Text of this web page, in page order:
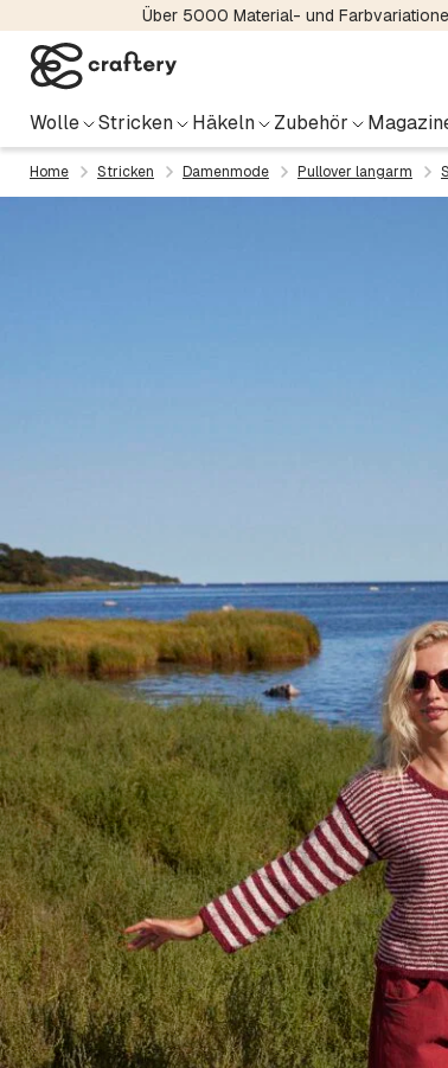
Über 5000 Material- und
Wolle Stricken Häkeln Zubehör
Home Stricken Damenmode Pullover langarm